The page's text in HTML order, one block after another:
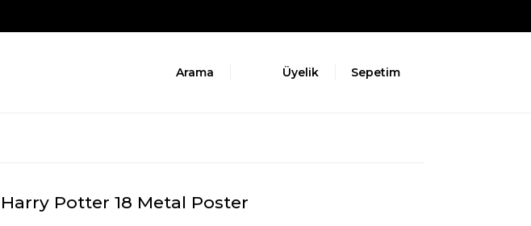
Arama Üyelik Sepetim
Harry Potter 18 Metal Poster